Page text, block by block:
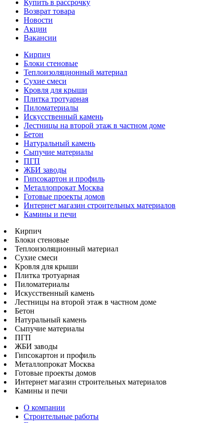
Купить в рассрочку
Возврат товара
Новости
Акции
Вакансии
Кирпич
Блоки стеновые
Теплоизоляционный материал
Сухие смеси
Кровля для крыши
Плитка тротуарная
Пиломатериалы
Искусственный камень
Лестницы на второй этаж в частном доме
Бетон
Натуральный камень
Сыпучие материалы
ПГП
ЖБИ заводы
Гипсокартон и профиль
Металлопрокат Москва
Готовые проекты домов
Интернет магазин строительных материалов
Камины и печи
Кирпич
Блоки стеновые
Теплоизоляционный материал
Сухие смеси
Кровля для крыши
Плитка тротуарная
Пиломатериалы
Искусственный камень
Лестницы на второй этаж в частном доме
Бетон
Натуральный камень
Сыпучие материалы
ПГП
ЖБИ заводы
Гипсокартон и профиль
Металлопрокат Москва
Готовые проекты домов
Интернет магазин строительных материалов
Камины и печи
О компании
Строительные работы